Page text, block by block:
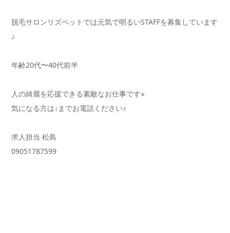
脱毛サロンリズベットでは元気で明るいSTAFFを募集しています
♪
年齢20代〜40代前半
人の綺麗を応援できる素敵なお仕事です⭐︎
気になる方は↓までお電話ください♪
求人担当 松島
09051787599